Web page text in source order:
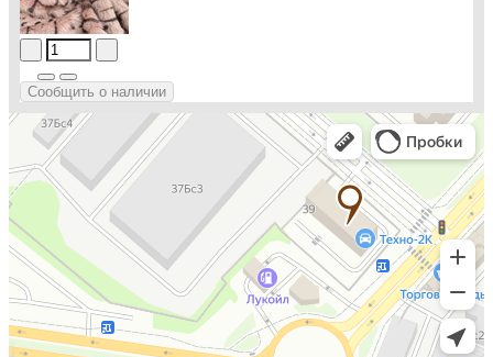
Сообщить о наличии